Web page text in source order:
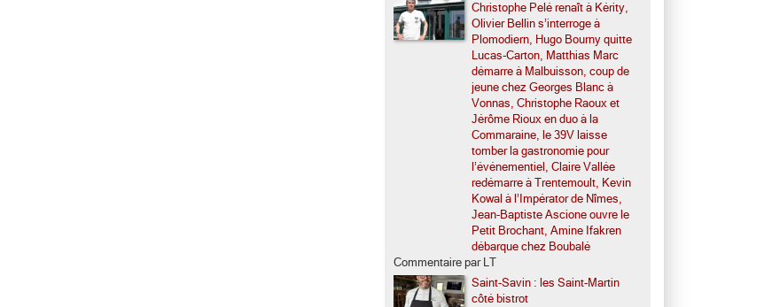
Christophe Pelé renaît à Kérity,
Olivier Bellin s’interroge à
Plomodiern, Hugo Bourny quitte
Lucas-Carton, Matthias Marc
démarre à Malbuisson, coup de
jeune chez Georges Blanc à
Vonnas, Christophe Raoux et
Jérôme Rioux en duo à la
Commaraine, le 39V laisse
tomber la gastronomie pour
l’événementiel, Claire Vallée
redémarre à Trentemoult, Kevin
Kowal à l’Impérator de Nîmes,
Jean-Baptiste Ascione ouvre le
Petit Brochant, Amine Ifakren
débarque chez Boubalé
Commentaire par LT
Saint-Savin : les Saint-Martin
côté bistrot